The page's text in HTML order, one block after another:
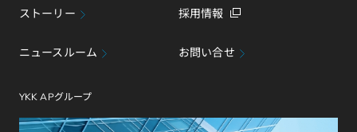
ストーリー 採用情報
ニュースルーム お問い合せ
YKK APグループ